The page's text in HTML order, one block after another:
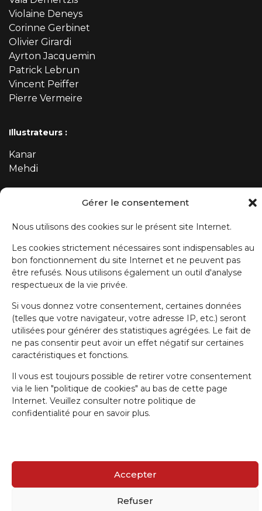
Gérer le consentement
Nous utilisons des cookies sur le présent site Internet.
Les cookies strictement nécessaires sont indispensables au
bon fonctionnement du site Internet et ne peuvent pas
être refusés. Nous utilisons également un outil d'analyse
respectueux de la vie privée.
Si vous donnez votre consentement, certaines données
(telles que votre navigateur, votre adresse IP, etc.) seront
utilisées pour générer des statistiques agrégées. Le fait de
ne pas consentir peut avoir un effet négatif sur certaines
caractéristiques et fonctions.
Il vous est toujours possible de retirer votre consentement
via le lien "politique de cookies" au bas de cette page
Internet. Veuillez consulter notre politique de
confidentialité pour en savoir plus.
Accepter
Refuser
Violaine Deneys
Corinne Gerbinet
Olivier Girardi
Ayrton Jacquemin
Patrick Lebrun
Vincent Peiffer
Pierre Vermeire
Illustrateurs :
Kanar
Mehdi
Prénom
Nom de famille
E-mail
5000 BEEZ / Webmaster :Olivier Girardi/ Website bya.